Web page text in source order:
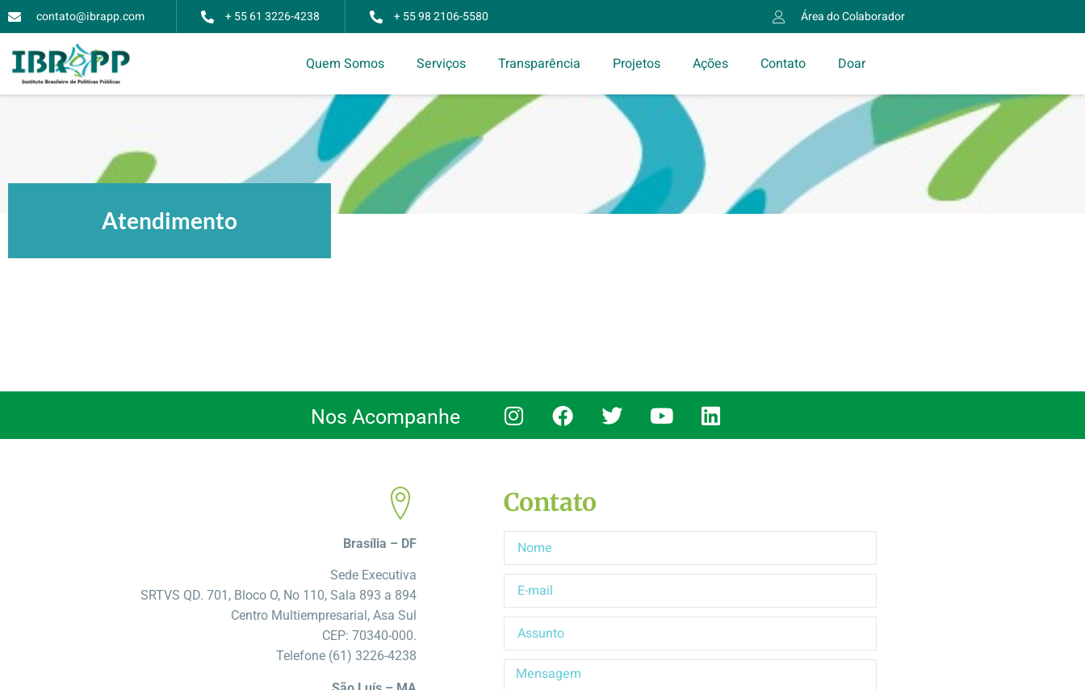
contato@ibrapp.com + 55 61 3226-4238 + 55 98 2106-5580 Área do Colaborador
Quem Somos Serviços Transparência Projetos Ações Contato Doar
Atendimento
Nos Acompanhe
Brasília – DF
Sede Executiva
SRTVS QD. 701, Bloco O, No 110, Sala 893 a 894
Centro Multiempresarial, Asa Sul
CEP: 70340-000.
Telefone (61) 3226-4238
Contato